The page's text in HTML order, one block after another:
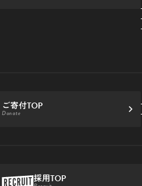
ご寄付TOP
Donate
採用TOP